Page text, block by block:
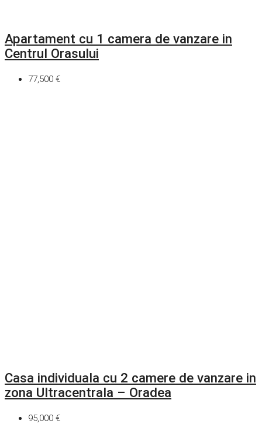
Apartament cu 1 camera de vanzare in
Centrul Orasului
77,500 €
Casa individuala cu 2 camere de vanzare in
zona Ultracentrala – Oradea
95,000 €